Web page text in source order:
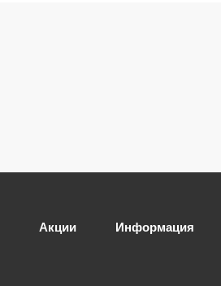
Акции Информация